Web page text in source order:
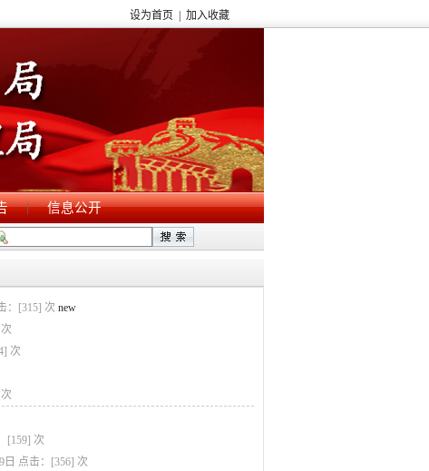
设为首页 加入收藏
| 信息公开
：[315] 次 new
] 次
[159] 次
日 点击：[356] 次